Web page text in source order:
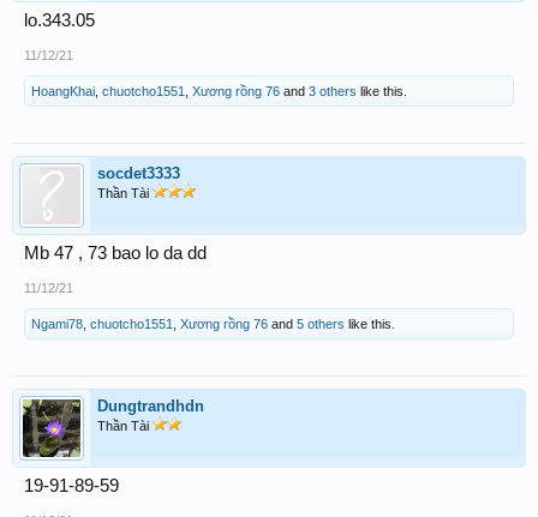
lo.343.05
11/12/21
HoangKhai chuotcho1551 Xương rồng 76 and 3 others like this.
socdet3333
Thần Tài
Mb 47 , 73 bao lo da dd
11/12/21
Ngami78 chuotcho1551 Xương rồng 76 and 5 others like this.
Dungtrandhdn
Thần Tài
19-91-89-59